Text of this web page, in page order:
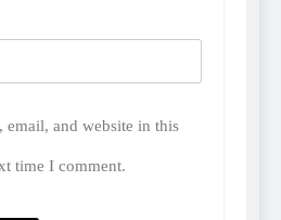
email, and website in this
time I comment.